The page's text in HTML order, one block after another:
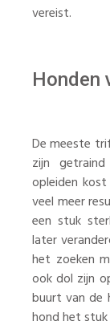
vereist.
Honden
De meeste
zijn
opleiden
veel meer
een stuk
later
het zoeken
ook dol zijn
buurt van de
hond het